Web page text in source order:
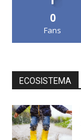
0
Fans
ECOSISTEMA